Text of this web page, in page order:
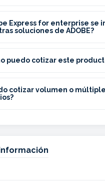
Express for enterprise se
soluciones de ADOBE?
puedo cotizar este
cotizar volumen o